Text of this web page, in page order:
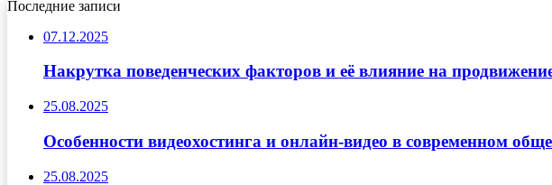
Последние записи
07.12.2025
Накрутка поведенческих факторов и её влияние на
25.08.2025
Особенности видеохостинга и онлайн-видео в современном
25.08.2025